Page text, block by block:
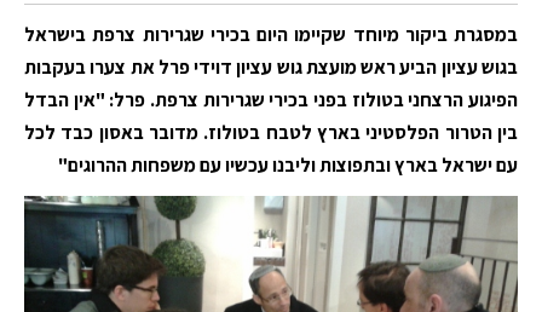
במסגרת ביקור מיוחד שקיימו היום בכירי שגרירות צרפת בישראל
בגוש עציון הביע ראש מועצת גוש עציון דוידי פרל את צערו בעקבות
הפיגוע הרצחני בטולוז בפני בכירי שגרירות צרפת. פרל: "אין הבדל
בין הטרור הפלסטיני בארץ לטבח בטולוז. מדובר באסון כבד לכל
עם ישראל בארץ ובתפוצות וליבנו עכשיו עם משפחות ההרוגים"